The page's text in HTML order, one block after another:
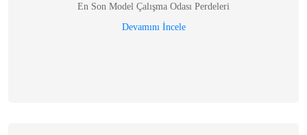
En Son Model Çalışma Odası Perdeleri
Devamını İncele